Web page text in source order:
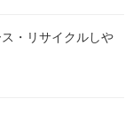
・リサイクルしや